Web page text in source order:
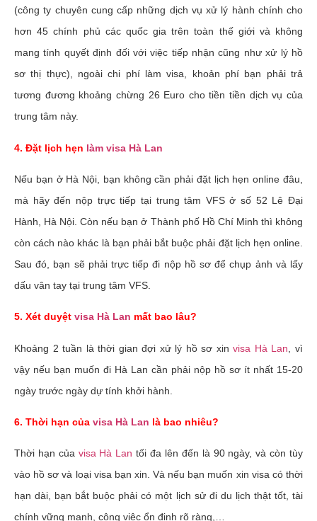
(công ty chuyên cung cấp những dịch vụ xử lý hành chính cho
hơn 45 chính phủ các quốc gia trên toàn thế giới và không
mang tính quyết định đối với việc tiếp nhận cũng như xử lý hồ
sơ thị thực), ngoài chi phí làm visa, khoản phí bạn phải trả
tương đương khoảng chừng 26 Euro cho tiền tiền dịch vụ của
trung tâm này.
4. Đặt lịch hẹn làm visa Hà Lan
Nếu bạn ở Hà Nội, bạn không cần phải đặt lịch hẹn online đâu,
mà hãy đến nộp trực tiếp tại trung tâm VFS ở số 52 Lê Đại
Hành, Hà Nội. Còn nếu bạn ở Thành phố Hồ Chí Minh thì không
còn cách nào khác là bạn phải bắt buộc phải đặt lịch hẹn online.
Sau đó, bạn sẽ phải trực tiếp đi nộp hồ sơ để chụp ảnh và lấy
dấu vân tay tại trung tâm VFS.
5. Xét duyệt visa Hà Lan mất bao lâu?
Khoảng 2 tuần là thời gian đợi xử lý hồ sơ xinvisa Hà Lan , vì
vậy nếu bạn muốn đi Hà Lan cần phải nộp hồ sơ ít nhất 15-20
ngày trước ngày dự tính khởi hành.
6. Thời hạn của visa Hà Lan là bao nhiêu?
Thời hạn của visa Hà Lan tối đa lên đến là 90 ngày, và còn tùy
vào hồ sơ và loại visa bạn xin. Và nếu bạn muốn xin visa có thời
hạn dài, bạn bắt buộc phải có một lịch sử đi du lịch thật tốt, tài
chính vững mạnh, công việc ổn định rõ ràng,…